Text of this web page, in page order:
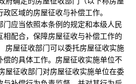
政区域的房屋征收与补偿工作。
应当依照本条例的规定和本级人民
配合，保障房屋征收与补偿工作的
征收部门可以委托房屋征收实施
的具体工作。房屋征收实施单位不
征收部门对房屋征收实施单位在委